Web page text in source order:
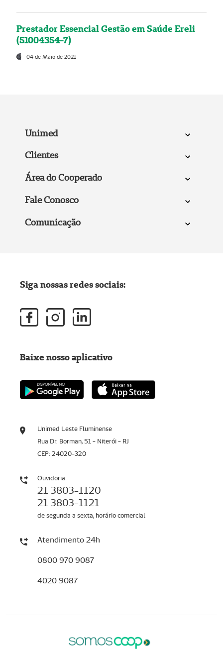
Prestador Essencial Gestão em Saúde Ereli
(51004354-7)
04 de Maio de 2021
Unimed
Clientes
Área do Cooperado
Fale Conosco
Comunicação
Unimed Leste Fluminense
Rua Dr. Borman, 51 - Niterói - RJ
CEP: 24020-320
Ouvidoria
21 3803-1120
21 3803-1121
de segunda a sexta, horário comercial
Atendimento 24h
0800 970 9087
4020 9087
Siga nossas redes sociais:
Baixe nosso aplicativo